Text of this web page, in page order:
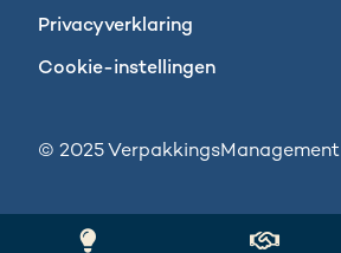
Privacyverklaring
Cookie-instellingen
© 2025 VerpakkingsManagement